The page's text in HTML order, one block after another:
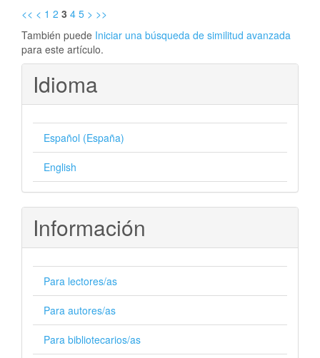
<< < 1 2 3 4 5 > >>
También puede Iniciar una búsqueda de similitud avanzada
para este artículo.
Idioma
Español (España)
English
Información
Para lectores/as
Para autores/as
Para bibliotecarios/as